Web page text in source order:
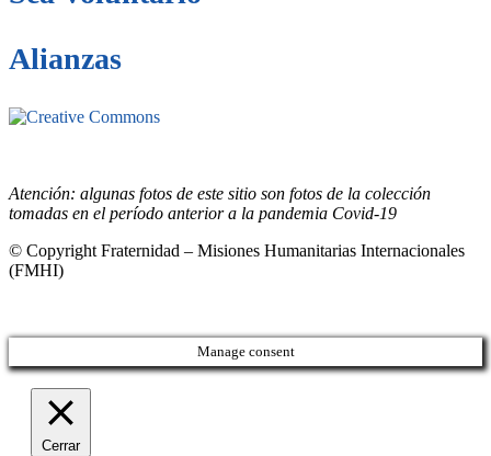
Alianzas
Atención: algunas fotos de este sitio son fotos de la colección
tomadas en el período anterior a la pandemia Covid-19
© Copyright Fraternidad – Misiones Humanitarias Internacionales
(FMHI)
Manage consent
Cerrar